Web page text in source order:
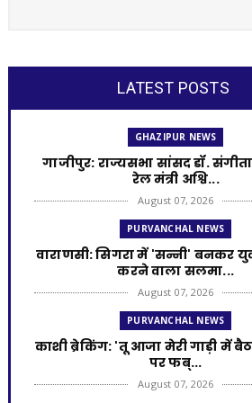
LATEST POSTS
GHAZIPUR NEWS
गाजीपुर: राज्यसभा सांसद डॉ.
रेल मंत्री अश्वि...
August 07, 2026
PURVANCHAL NEWS
वाराणसी: सिगरा में 'सन्नी' बनकर
करने वाला सलमा...
August 07, 2026
PURVANCHAL NEWS
काशी ब्रेकिंग: 'तू आजा मेरी गाड़ी में
पर फब्...
August 07, 2026